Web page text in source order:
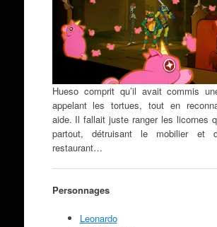
Hueso comprit qu’il avait commis
appelant les tortues, tout en
aide. Il fallait juste ranger les licornes
partout, détruisant le mobilier et
restaurant…
Personnages
Leonardo